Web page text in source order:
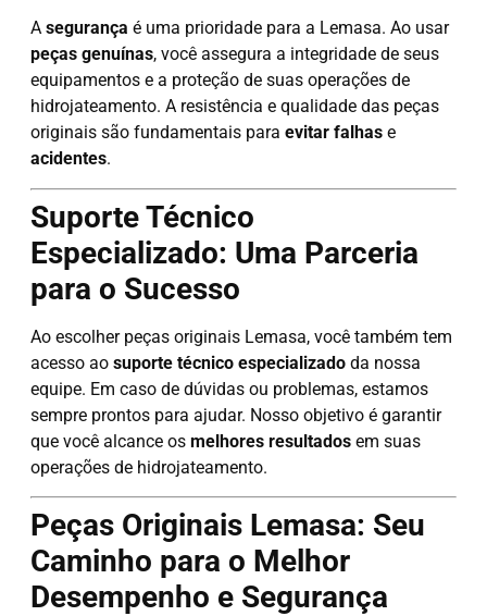
A segurança é uma prioridade para a Lemasa. Ao usar
peças genuínas, você assegura a integridade de seus
equipamentos e a proteção de suas operações de
hidrojateamento. A resistência e qualidade das peças
originais são fundamentais para evitar falhase
acidentes.
Suporte Técnico
Especializado: Uma Parceria
para o Sucesso
Ao escolher peças originais Lemasa, você também tem
acesso ao suporte técnico especializadoda nossa
equipe. Em caso de dúvidas ou problemas, estamos
sempre prontos para ajudar. Nosso objetivo é garantir
que você alcance os melhores resultadosem suas
operações de hidrojateamento.
Peças Originais Lemasa: Seu
Caminho para o Melhor
Desempenho e Segurança